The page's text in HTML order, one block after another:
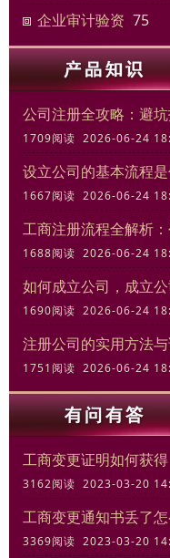
企业审计验资 75
公司注册全攻略：避
1709阅读 2026-06-24
设立公司的基本流程是
1667阅读 2026-06-24
1688阅读 2026-06-24
如何成立公司，成立
1690阅读 2026-06-24
注册公司的实用方法
1751阅读 2026-06-24
工商变更证明如何获得
3162阅读 2023-03-20
工商变更通知书丢了怎
3369阅读 2023-03-20